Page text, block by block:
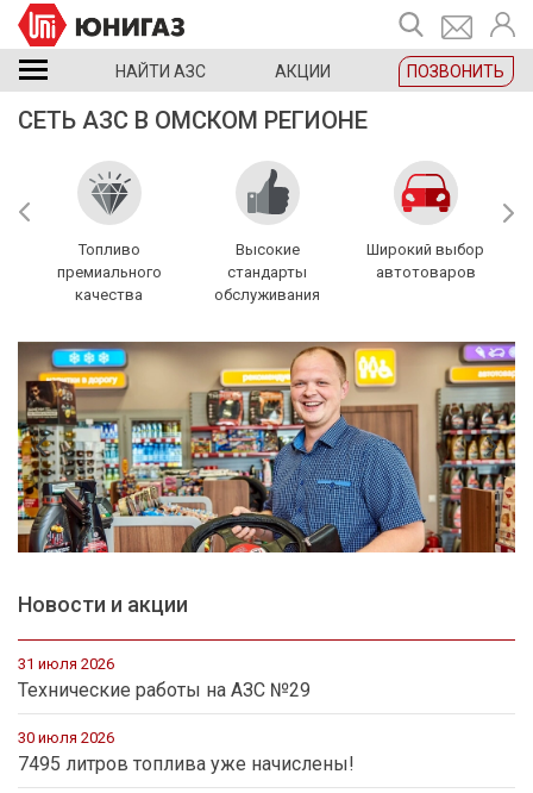
НАЙТИ АЗС АКЦИИ ПОЗВОНИТЬ
СЕТЬ АЗС В ОМСКОМ РЕГИОНЕ
Топливо
премиального
качества
Высокие
стандарты
обслуживания
Широкий выбор
автотоваров
Новости и акции
31 июля 2026
Технические работы на АЗС №29
30 июля 2026
7495 литров топлива уже начислены!